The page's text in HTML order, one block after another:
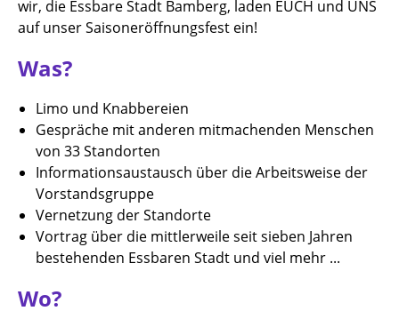
wir, die Essbare Stadt Bamberg, laden EUCH und UNS
auf unser Saisoneröffnungsfest ein!
Was?
Limo und Knabbereien
Gespräche mit anderen mitmachenden Menschen
von 33 Standorten
Informationsaustausch über die Arbeitsweise der
Vorstandsgruppe
Vernetzung der Standorte
Vortrag über die mittlerweile seit sieben Jahren
bestehenden Essbaren Stadt und viel mehr ...
Wo?